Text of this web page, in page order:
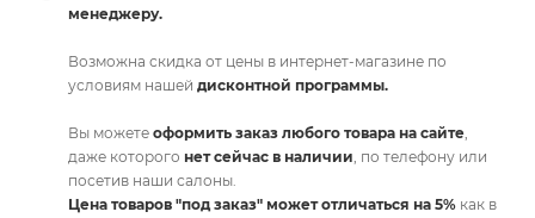
менеджеру.
Возможна скидка от цены в интернет-магазине по
условиям нашей дисконтной программы.
Вы можете оформить заказ любого товара на сайте,
даже которого нет сейчас в наличии, по телефону или
посетив наши салоны.
Цена товаров "под заказ" может отличаться на 5% как в